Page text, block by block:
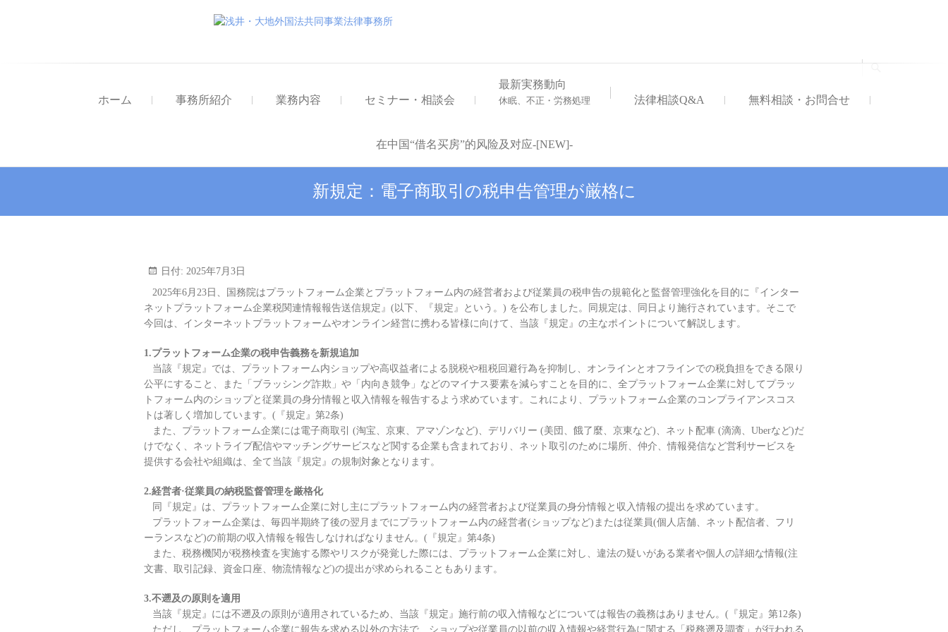
ホーム 事務所紹介 業務内容 セミナー・相談会
最新実務動向
休眠、不正・労務処理 法律相談Q&A 無料相談・お問合せ
在中国“借名买房”的风险及对应-[NEW]-
新規定：電子商取引の税申告管理が厳格に
日付: 2025年7月3日
2025年6月23日、国務院はプラットフォーム企業とプラットフォーム内の経営者および従業員の税申告の規範化と監督管理強化を目的に『インター
ネットプラットフォーム企業税関連情報報告送信規定』(以下、『規定』という。) を公布しました。同規定は、同日より施行されています。そこで
今回は、インターネットプラットフォームやオンライン経営に携わる皆様に向けて、当該『規定』の主なポイントについて解説します。
1.プラットフォーム企業の税申告義務を新規追加
当該『規定』では、プラットフォーム内ショップや高収益者による脱税や租税回避行為を抑制し、オンラインとオフラインでの税負担をできる限り
公平にすること、また「ブラッシング詐欺」や「内向き競争」などのマイナス要素を減らすことを目的に、全プラットフォーム企業に対してプラッ
トフォーム内のショップと従業員の身分情報と収入情報を報告するよう求めています。これにより、プラットフォーム企業のコンプライアンスコス
トは著しく増加しています。(『規定』第2条)
また、プラットフォーム企業には電子商取引 (淘宝、京東、アマゾンなど)、デリバリー (美団、餓了麼、京東など)、ネット配車 (滴滴、Uberなど)だ
けでなく、ネットライブ配信やマッチングサービスなど関する企業も含まれており、ネット取引のために場所、仲介、情報発信など営利サービスを
提供する会社や組織は、全て当該『規定』の規制対象となります。
2.経営者·従業員の納税監督管理を厳格化
同『規定』は、プラットフォーム企業に対し主にプラットフォーム内の経営者および従業員の身分情報と収入情報の提出を求めています。
プラットフォーム企業は、毎四半期終了後の翌月までにプラットフォーム内の経営者(ショップなど)または従業員(個人店舗、ネット配信者、フリ
ーランスなど)の前期の収入情報を報告しなければなりません。(『規定』第4条)
また、税務機関が税務検査を実施する際やリスクが発覚した際には、プラットフォーム企業に対し、違法の疑いがある業者や個人の詳細な情報(注
文書、取引記録、資金口座、物流情報など)の提出が求められることもあります。
3.不遡及の原則を適用
当該『規定』には不遡及の原則が適用されているため、当該『規定』施行前の収入情報などについては報告の義務はありません。(『規定』第12条)
ただし、プラットフォーム企業に報告を求める以外の方法で、ショップや従業員の以前の収入情報や経営行為に関する「税務遡及調査」が行われる